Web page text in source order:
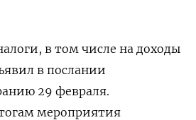
в том числе на доходы
в послании
29 февраля.
мероприятия